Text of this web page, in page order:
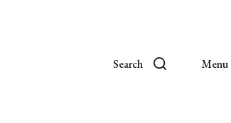
Search Menu